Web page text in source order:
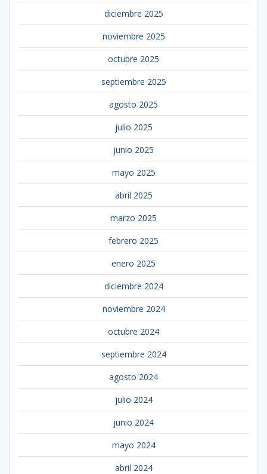
diciembre 2025
noviembre 2025
octubre 2025
septiembre 2025
agosto 2025
julio 2025
junio 2025
mayo 2025
abril 2025
marzo 2025
febrero 2025
enero 2025
diciembre 2024
noviembre 2024
octubre 2024
septiembre 2024
agosto 2024
julio 2024
junio 2024
mayo 2024
abril 2024